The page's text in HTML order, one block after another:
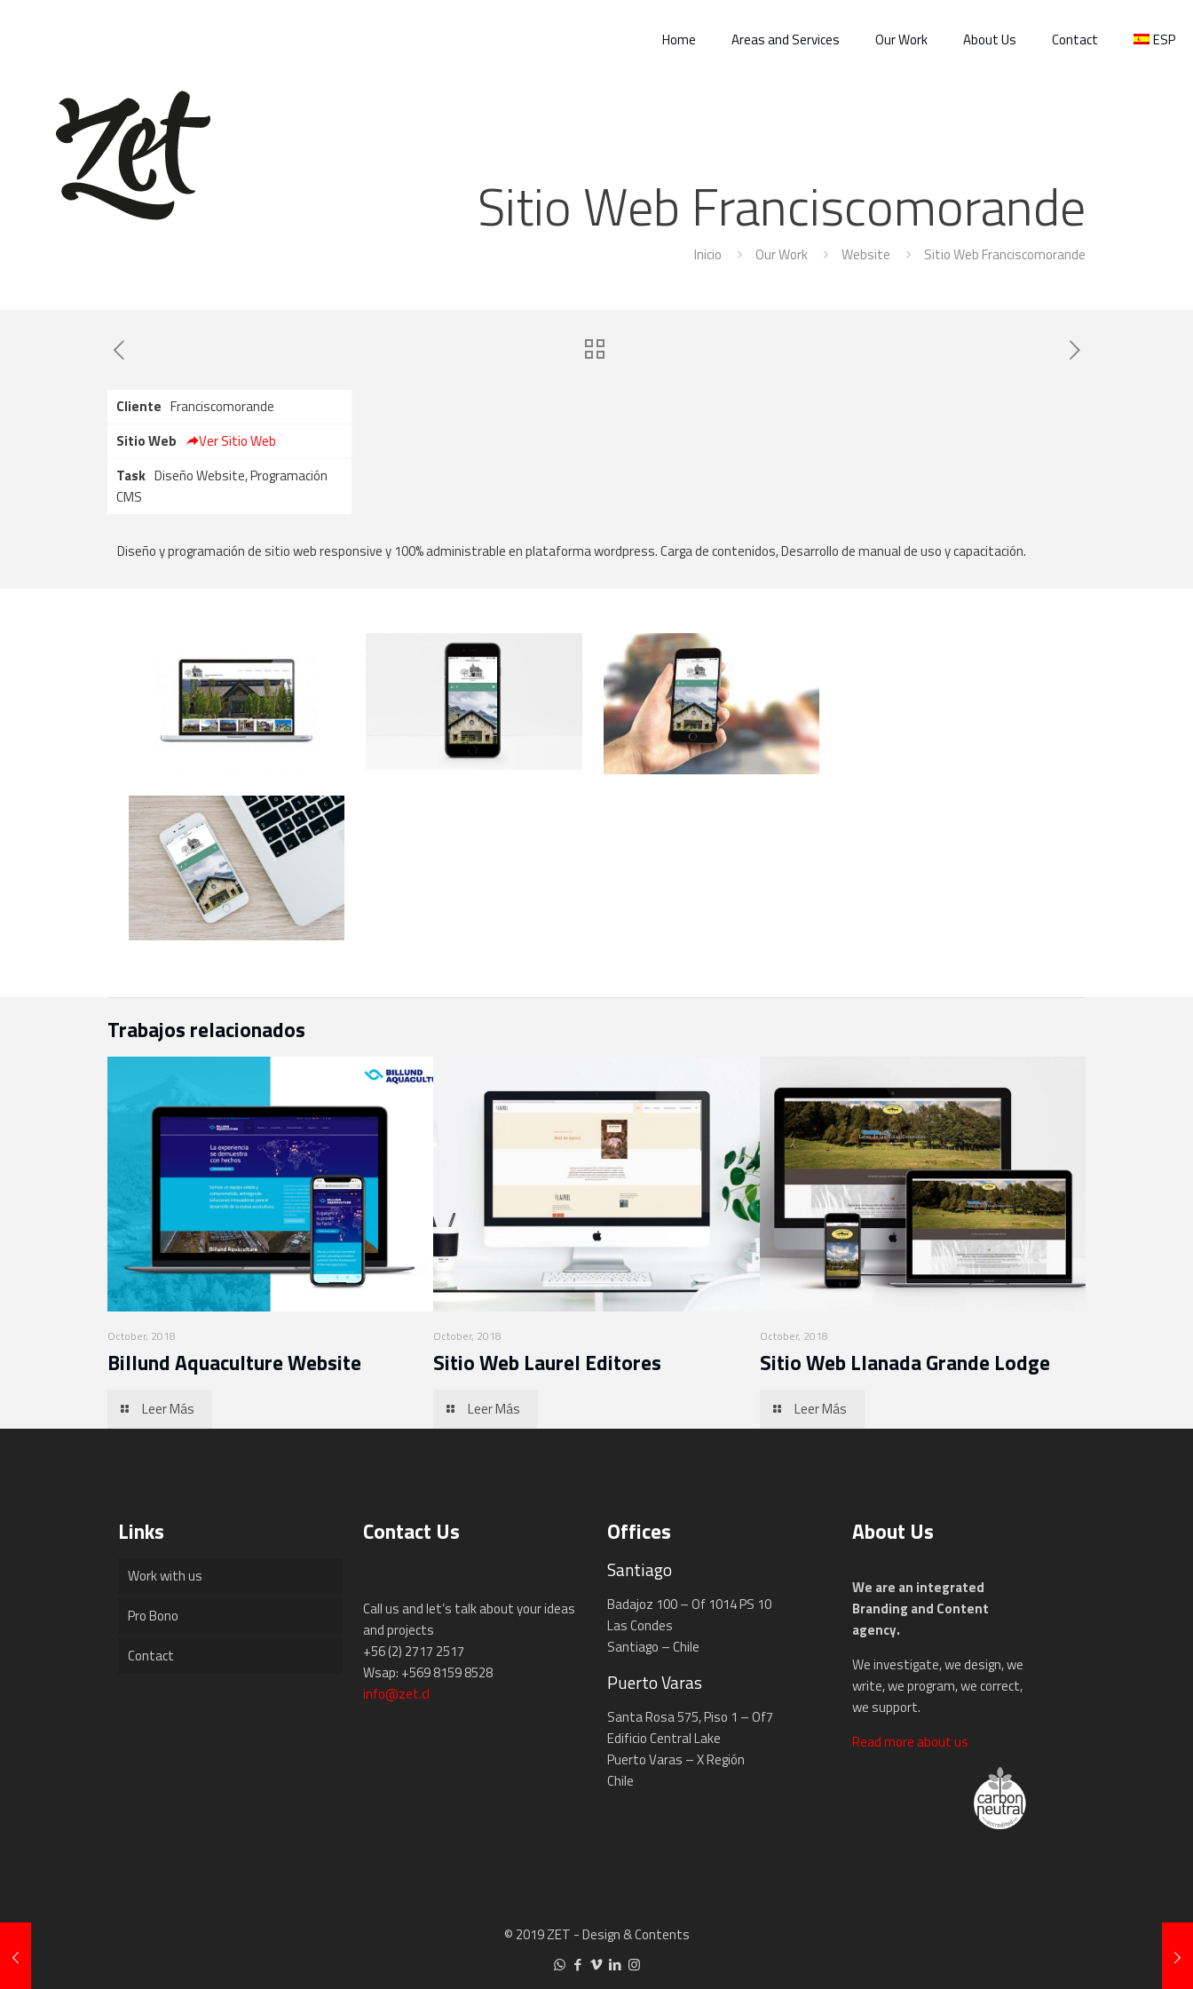
Home Areas and Services Our Work About Us Contact ESP
Sitio Web Franciscomorande
Inicio Our Work Website Sitio Web Franciscomorande
Cliente Franciscomorande
Sitio Web
Ver Sitio Web
Task Diseño Website, Programación
CMS
Diseño y programación de sitio web responsive y 100% administrable en plataforma wordpress. Carga de contenidos, Desarrollo de manual de uso y capacitación.
Trabajos relacionados
October, 2018
Billund Aquaculture Website
Leer Más
October, 2018
Sitio Web Laurel Editores
Leer Más
October, 2018
Sitio Web Llanada Grande Lodge
Leer Más
Links
Work with us
Pro Bono
Contact
Contact Us
Call us and let’s talk about your ideas
and projects
+56 (2) 2717 2517
Wsap: +569 8159 8528
info@zet.cl
Offices
Santiago
Badajoz 100 – Of 1014 PS 10
Las Condes
Santiago – Chile
Puerto Varas
Santa Rosa 575, Piso 1 – Of7
Edificio Central Lake
Puerto Varas – X Región
Chile
About Us
We are an integrated
Branding and Content
agency.
We investigate, we design, we
write, we program, we correct,
we support.
Read more about us
© 2019 ZET - Design & Contents